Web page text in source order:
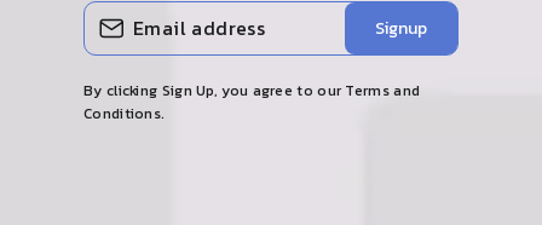
Geben
Sie
Ihre
E
Abonnieren Signup
By clicking Sign Up, you agree to our Terms and
Conditions.